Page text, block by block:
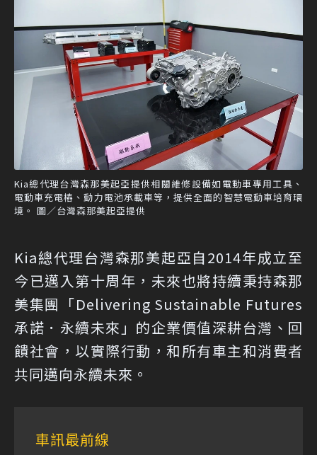
Kia總代理台灣森那美起亞提供相關維修設備如電動車專用工具、
電動車充電樁、動力電池承載車等，提供全面的智慧電動車培育環
境。 圖／台灣森那美起亞提供
Kia總代理台灣森那美起亞自2014年成立至
今已邁入第十周年，未來也將持續秉持森那
美集團「Delivering Sustainable Futures
承諾．永續未來」的企業價值深耕台灣、回
饋社會，以實際行動，和所有車主和消費者
共同邁向永續未來。
車訊最前線